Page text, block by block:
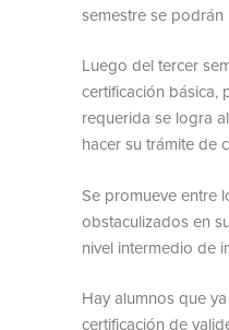
semestre se podrán
Luego del tercer
certificación básica,
requerida se logra
hacer su trámite de
Se promueve entre
obstaculizados en
nivel intermedio de
Hay alumnos que
certificación de